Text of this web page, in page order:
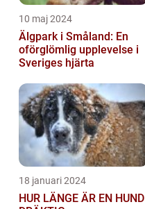
10 maj 2024
Älgpark i Småland: En
oförglömlig upplevelse i
Sveriges hjärta
18 januari 2024
HUR LÄNGE ÄR EN HUND